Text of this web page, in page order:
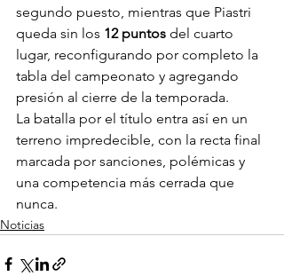
segundo puesto, mientras que Piastri
queda sin los 12 puntos del cuarto
lugar, reconfigurando por completo la
tabla del campeonato y agregando
presión al cierre de la temporada.
La batalla por el título entra así en un
terreno impredecible, con la recta final
marcada por sanciones, polémicas y
una competencia más cerrada que
nunca.
Noticias